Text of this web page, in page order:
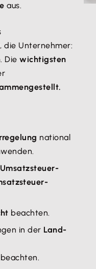
aus.
, die Unternehmer:
Diewichtigsten
national
Umsatzsteuer-
beachten.
in der Land-
beachten.